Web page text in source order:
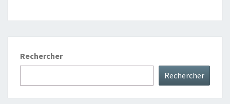
Rechercher
Rechercher